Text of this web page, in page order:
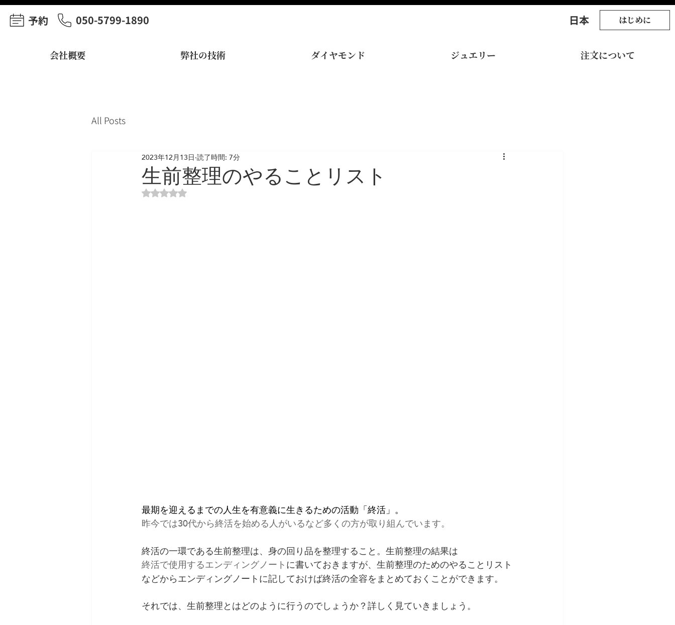
会社概要 弊社の技術 ダイヤモンド ジュエリー 注文について
予約 050-5799-1890 はじめに
​日本
All Posts
生前整理のやることリスト
2023年12月13日 読了時間: 7分
5つ星のうちNaNと評価されています。
最期を迎えるまでの人生を有意義に生きるための活動「終活」。
昨今では30代から終活を始める人がいるなど多くの方が取り組んでいます。
終活の一環である生前整理は、身の回り品を整理すること。生前整理の結果は
終活で使用するエンディングノート に書いておきますが、生前整理のためのやることリスト
などからエンディングノートに記しておけば終活の全容をまとめておくことができます。
それでは、生前整理とはどのように行うのでしょうか？詳しく見ていきましょう。